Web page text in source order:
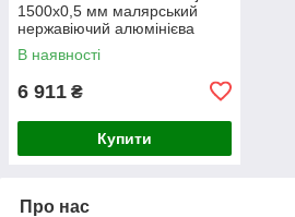
1500х0,5 мм малярський
нержавіючий алюмінієва
ручка 12391500G5
В наявності
6 911 ₴
Купити
Про нас